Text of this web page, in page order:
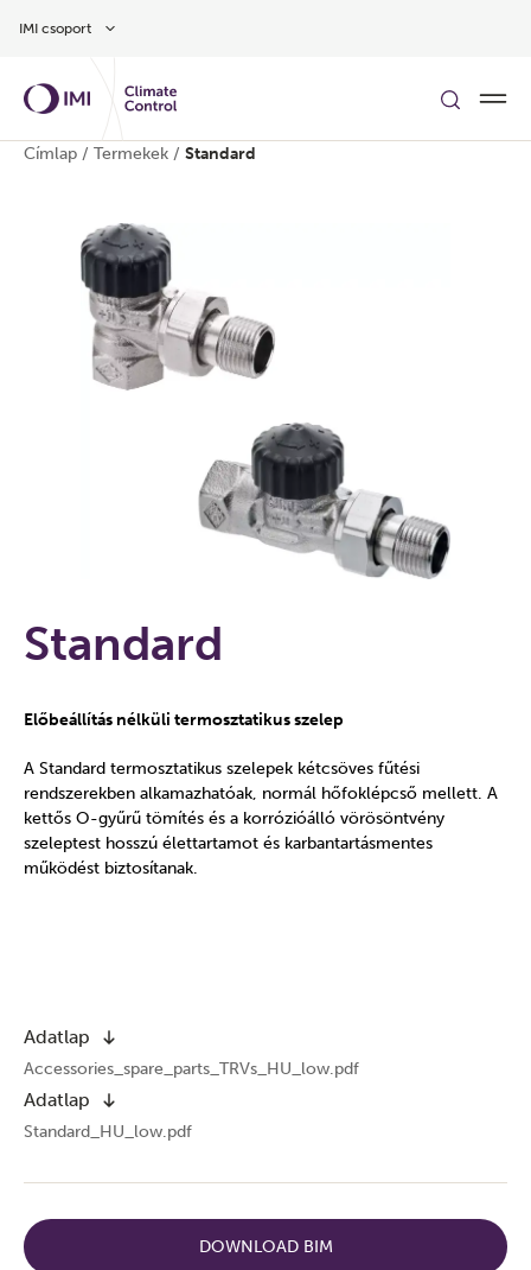
IMI csoport
Címlap / Termekek / Standard
Standard
Előbeállítás nélküli termosztatikus szelep
A Standard termosztatikus szelepek kétcsöves fűtési
rendszerekben alkamazhatóak, normál hőfoklépcső mellett. A
kettős O-gyűrű tömítés és a korrózióálló vörösöntvény
szeleptest hosszú élettartamot és karbantartásmentes
működést biztosítanak.
Adatlap
Accessories_spare_parts_TRVs_HU_low.pdf
Adatlap
Standard_HU_low.pdf
DOWNLOAD BIM